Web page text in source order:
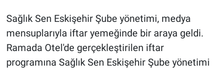
Sağlık Sen Eskişehir Şube yönetimi, medya
mensuplarıyla iftar yemeğinde bir araya geldi.
Ramada Otel'de gerçekleştirilen iftar
programına Sağlık Sen Eskişehir Şube yönetimi
Bilim ve Teknoloji